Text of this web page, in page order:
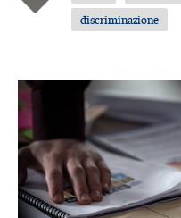
discriminazione